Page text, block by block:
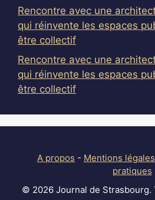
Rencontre avec une
qui réinvente les espaces
être collectif
Rencontre avec une
qui réinvente les espaces
être collectif
A propos - Mentions légales
pratiques
© 2026 Journal de Strasbourg.